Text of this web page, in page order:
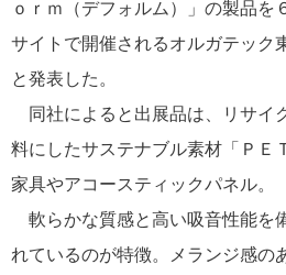
ｏｒｍ（デフォルム）」の製品を
サイトで開催されるオルガテック
と発表した。
同社によると出展品は、リサイ
料にしたサステナブル素材「ＰＥ
家具やアコースティックパネル。
軟らかな質感と高い吸音性能を
れているのが特徴。メランジ感の